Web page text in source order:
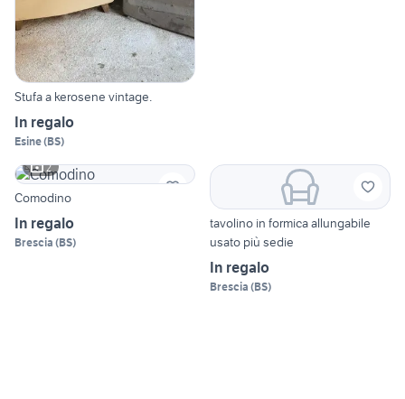
Stufa a kerosene vintage.
In regalo
Esine(BS)
2
Comodino
In regalo
Brescia (BS)
tavolino in formica allungabile
usato più sedie
In regalo
Brescia (BS)